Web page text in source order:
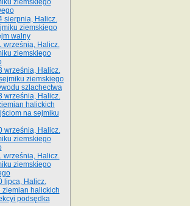
ziemskiego
sierpnia, Halicz.
ziemskiego
walny
września, Halicz.
ziemskiego
września, Halicz.
ziemskiego
szlachectwa
września, Halicz.
halickich
na sejmiku
września, Halicz.
ziemskiego
września, Halicz.
ziemskiego
lipca, Halicz.
ziemian halickich
podsędka